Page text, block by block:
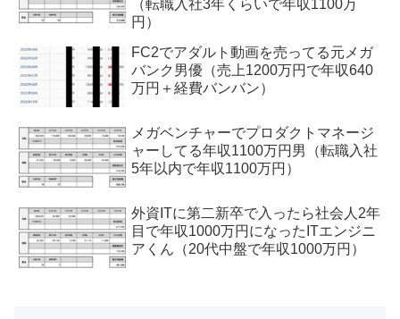
（転職入社3年くらいで年収1100万
円）
FC2でアダルト動画を売ってる元メガ
バンク男優（売上1200万円で年収640
万円＋経費バンバン）
メガベンチャーでプロダクトマネージ
ャーしてる年収1100万円男（転職入社
5年以内で年収1100万円）
外資ITに第二新卒で入ったら社会人2年
目で年収1000万円になったITエンジニ
アくん（20代中盤で年収1000万円）